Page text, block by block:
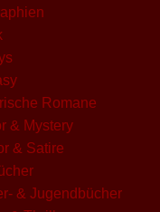
Romane
& Mystery
& Satire
& Jugendbücher